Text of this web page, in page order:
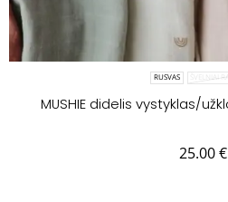
RUSVAS ŠVELNIAI
MUSHIE didelis vystyklas/
25.00€